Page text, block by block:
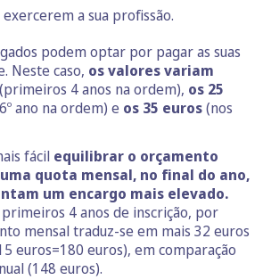
a sua profissão.
podem optar por pagar as suas
Neste caso, os valores variam
(primeiros 4 anos na ordem), os 25
ano na ordem) e os 35 euros(nos
fácil equilibrar o orçamento
quota mensal, no final do ano,
um encargo mais elevado.
primeiros 4 anos de inscrição, por
mensal traduz-se em mais 32 euros
euros=180 euros), em comparação
(148 euros).